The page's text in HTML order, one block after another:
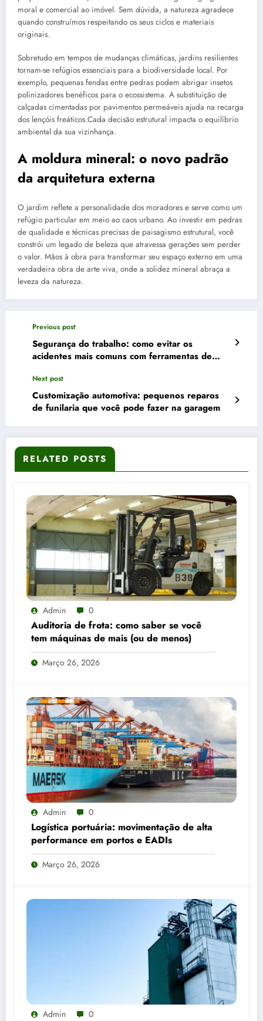
moral e comercial ao imóvel. Sem dúvida, a natureza agradece
quando construímos respeitando os seus ciclos e materiais
originais.
Sobretudo em tempos de mudanças climáticas, jardins resilientes
tornam-se refúgios essenciais para a biodiversidade local. Por
exemplo, pequenas fendas entre pedras podem abrigar insetos
polinizadores benéficos para o ecossistema. A substituição de
calçadas cimentadas por pavimentos permeáveis ajuda na recarga
dos lençóis freáticos.Cada decisão estrutural impacta o equilíbrio
ambiental da sua vizinhança.
A moldura mineral: o novo padrão
da arquitetura externa
O jardim reflete a personalidade dos moradores e serve como um
refúgio particular em meio ao caos urbano. Ao investir em pedras
de qualidade e técnicas precisas de paisagismo estrutural, você
constrói um legado de beleza que atravessa gerações sem perder
o valor. Mãos à obra para transformar seu espaço externo em uma
verdadeira obra de arte viva, onde a solidez mineral abraça a
leveza da natureza.
Previous post
Segurança do trabalho: como evitar os
acidentes mais comuns com ferramentas de
Next post
Customização automotiva: pequenos reparos
de funilaria que você pode fazer na garagem
RELATED POSTS
Admin 0
Auditoria de frota: como saber se você
tem máquinas de mais (ou de menos)
Março 26, 2026
Admin 0
Logística portuária: movimentação de alta
performance em portos e EADIs
Março 26, 2026
Admin 0